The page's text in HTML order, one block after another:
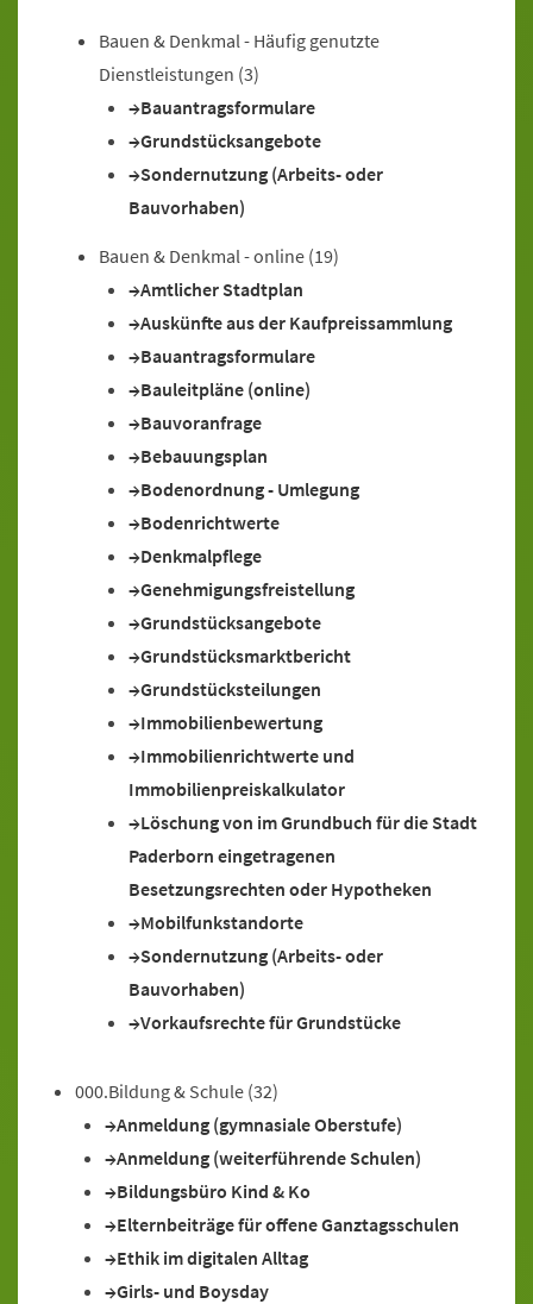
Bauen & Denkmal - Häufig genutzte
Dienstleistungen (3)
Bauantragsformulare
Grundstücksangebote
Sondernutzung (Arbeits- oder
Bauvorhaben)
Bauen & Denkmal - online (19)
Amtlicher Stadtplan
Auskünfte aus der Kaufpreissammlung
Bauantragsformulare
Bauleitpläne (online)
Bauvoranfrage
Bebauungsplan
Bodenordnung - Umlegung
Bodenrichtwerte
Denkmalpflege
Genehmigungsfreistellung
Grundstücksangebote
Grundstücksmarktbericht
Grundstücksteilungen
Immobilienbewertung
Immobilienrichtwerte und
Immobilienpreiskalkulator
Löschung von im Grundbuch für die Stadt
Paderborn eingetragenen
Besetzungsrechten oder Hypotheken
Mobilfunkstandorte
Sondernutzung (Arbeits- oder
Bauvorhaben)
Vorkaufsrechte für Grundstücke
000.Bildung & Schule (32)
Anmeldung (gymnasiale Oberstufe)
Anmeldung (weiterführende Schulen)
Bildungsbüro Kind & Ko
Elternbeiträge für offene Ganztagsschulen
Ethik im digitalen Alltag
Girls- und Boysday